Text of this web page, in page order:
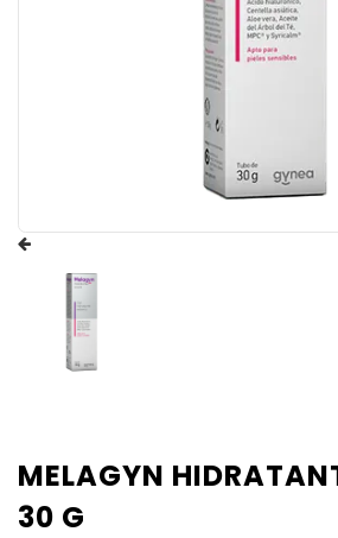
MELAGYN
30 G